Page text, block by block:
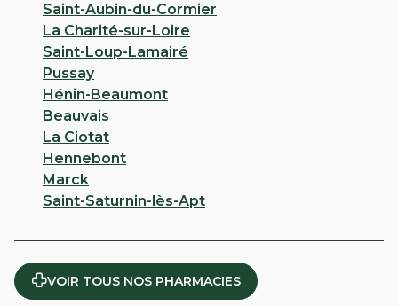
Saint-Aubin-du-Cormier
La Charité-sur-Loire
Saint-Loup-Lamairé
Pussay
Hénin-Beaumont
Beauvais
La Ciotat
Hennebont
Marck
Saint-Saturnin-lès-Apt
VOIR TOUS NOS PHARMACIES